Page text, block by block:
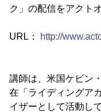
ク」の配信をアクト
URL： http://
講師は、米国ケビン
在「ライディングア
イザーとして活動し